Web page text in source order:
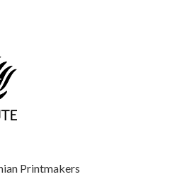
Printmakers